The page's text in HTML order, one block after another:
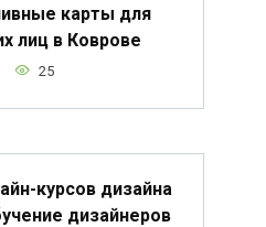
карты для
лиц в Коврове
25
курсов дизайна
дизайнеров